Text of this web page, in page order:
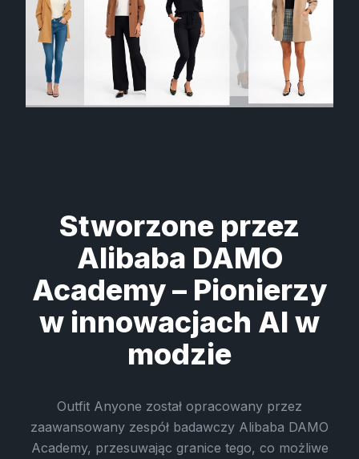
Stworzone przez
Alibaba DAMO
Academy – Pionierzy
w innowacjach AI w
modzie
Outfit Anyone został opracowany przez
zaawansowany zespół badawczy Alibaba DAMO
Academy, przesuwając granice tego, co możliwe